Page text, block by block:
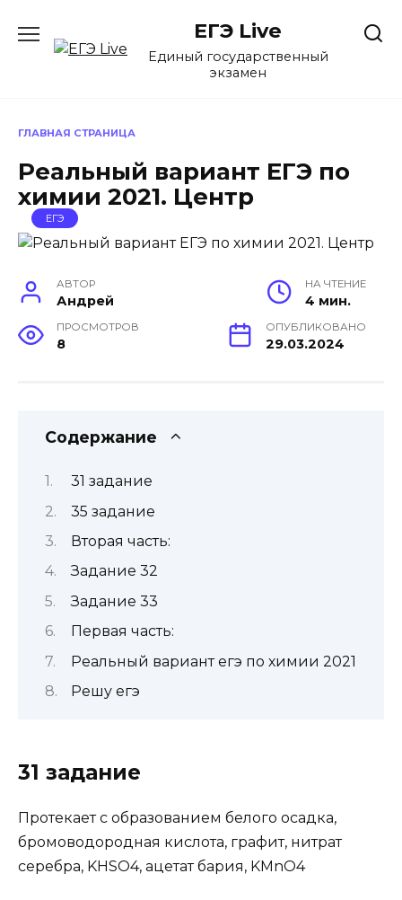
содержанию
ЕГЭ Live
Единый государственный
экзамен
ГЛАВНАЯ СТРАНИЦА
Реальный вариант ЕГЭ по
химии 2021. Центр
ЕГЭ
АВТОР
Андрей
НА ЧТЕНИЕ
4 мин.
ПРОСМОТРОВ
8
ОПУБЛИКОВАНО
29.03.2024
Содержание
31 задание
35 задание
Вторая часть:
Задание 32
Задание 33
Первая часть:
Реальный вариант егэ по химии 2021
Решу егэ
31 задание
Протекает с образованием белого осадка,
бромоводородная кислота, графит, нитрат
серебра, KHSO4, ацетат бария, KMnO4